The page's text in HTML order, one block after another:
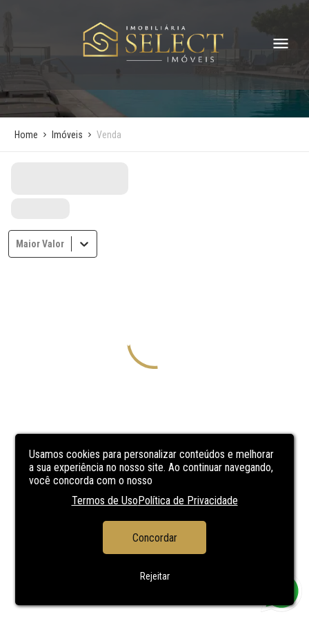
Usamos cookies para personalizar conteúdos e melhorar
a sua experiência no nosso site. Ao continuar navegando,
você concorda com o nosso
Termos de UsoPolítica de Privacidade
Concordar
Rejeitar
Home Imóveis Venda
Maior Valor